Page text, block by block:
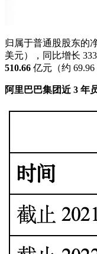
归属于普通股股东的
美元），同比增长
510.66 亿元（约 69.96
阿里巴巴集团近 3 年